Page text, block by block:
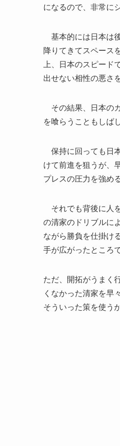
になるので、非常に
基本的には日本は
降りてきてスペース
上、日本のスピー
出せない相性の悪さ
その結果、日本の
を喰らうこともしば
保持に回っても日
けて前進を狙うが、
プレスの圧力を強め
それでも背後に人
の清家のドリブルに
ながら勝負を仕掛け
手が広がったところ
ただ、開拓がうまく
くなかった清家を早
そういった策を使う